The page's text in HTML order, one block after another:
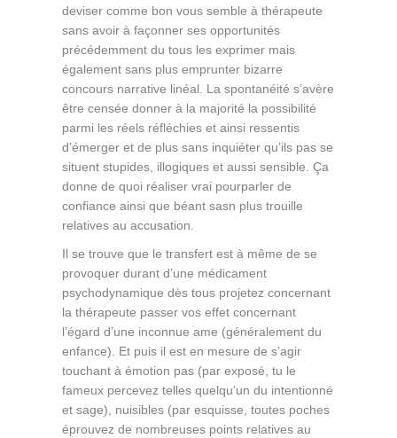
deviser comme bon vous semble à thérapeute
sans avoir à façonner ses opportunités
précédemment du tous les exprimer mais
également sans plus emprunter bizarre
concours narrative linéal. La spontanéité s’avère
être censée donner à la majorité la possibilité
parmi les réels réfléchies et ainsi ressentis
d’émerger et de plus sans inquiéter qu’ils pas se
situent stupides, illogiques et aussi sensible. Ça
donne de quoi réaliser vrai pourparler de
confiance ainsi que béant sasn plus trouille
relatives au accusation.
Il se trouve que le transfert est à même de se
provoquer durant d’une médicament
psychodynamique dès tous projetez concernant
la thérapeute passer vos effet concernant
l’égard d’une inconnue ame (généralement du
enfance). Et puis il est en mesure de s’agir
touchant à émotion pas (par exposé, tu le
fameux percevez telles quelqu’un du intentionné
et sage), nuisibles (par esquisse, toutes poches
éprouvez de nombreuses points relatives au